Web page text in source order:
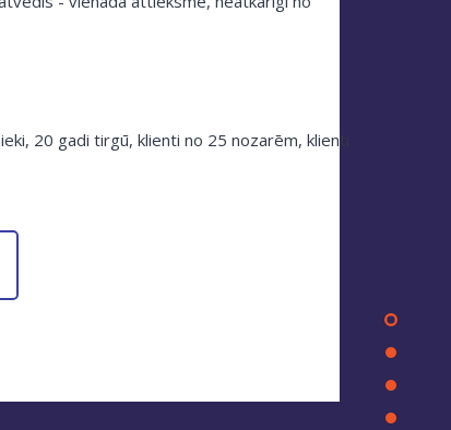
20 gadi tirgū, klienti no 25 nozarēm, klienti